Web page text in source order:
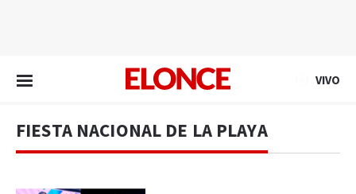
VIVO
FIESTA NACIONAL DE LA PLAYA